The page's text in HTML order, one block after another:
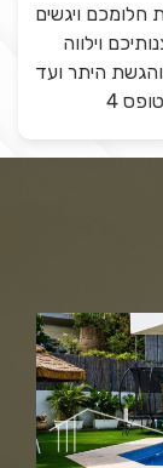
חלומכם ויגשים
וילווה
היתר ועד
טופס 4